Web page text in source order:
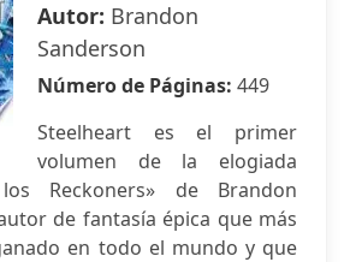
Autor: Brandon
Sanderson
Número de Páginas: 449
Steelheart es el primer
volumen de la elogiada
Reckoners» de Brandon
de fantasía épica que más
en todo el mundo y que